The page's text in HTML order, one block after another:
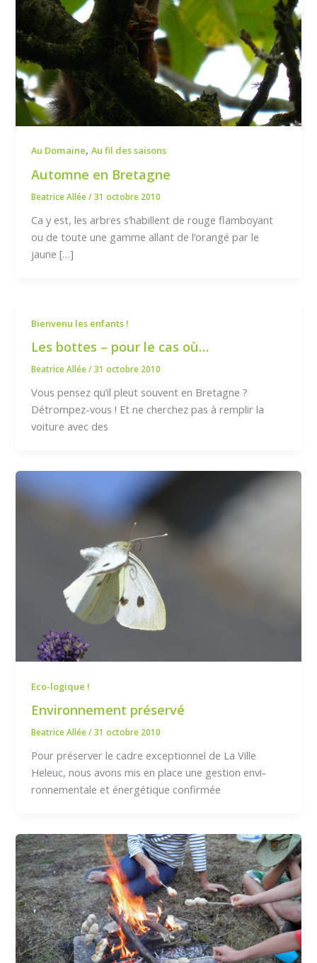
Au Domaine,Au fil des saisons
Automne en Bretagne
Beatrice Allée/31 octobre 2010
Ca y est, les arbres s’habillent de rouge flamboyant
ou de toute une gamme allant de l’orangé par le
jaune […]
Bienvenu les enfants !
Les bottes – pour le cas où…
Beatrice Allée/31 octobre 2010
Vous pensez qu’il pleut souvent en Bretagne ?
Détrompez-vous ! Et ne cherchez pas à remplir la
voiture avec des
Eco-logique !
Environnement préservé
Beatrice Allée/31 octobre 2010
Pour préserver le cadre excep­tionnel de La Ville
Heleuc, nous avons mis en place une gestion envi­
ronnementale et énergétique confirmée